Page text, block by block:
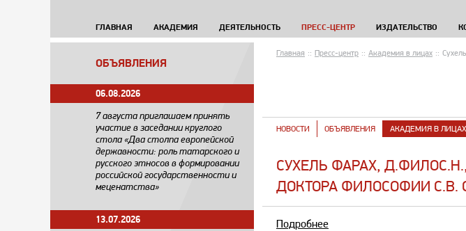
ГЛАВНАЯ АКАДЕМИЯ ДЕЯТЕЛЬНОСТЬ ПРЕСС-ЦЕНТР ИЗДАТЕЛЬСТВО
ОБЪЯВЛЕНИЯ
06.08.2026
7 августа приглашаем принять
участие в заседании круглого
стола «Два столпа европейской
державности: роль татарского и
русского этносов в формировании
российской государственности и
меценатства»
13.07.2026
Главная :: Пресс-центр :: Академия в лицах ::
НОВОСТИ ОБЪЯВЛЕНИЯ АКАДЕМИЯ В ЛИЦАХ
СУХЕЛЬ ФАРАХ,
ДОКТОРА ФИЛОСОФИИ С.В.
Подробнее